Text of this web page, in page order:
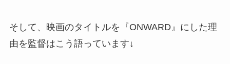
そして、映画のタイトルを『ONWARD』にした理
由を監督はこう語っています↓